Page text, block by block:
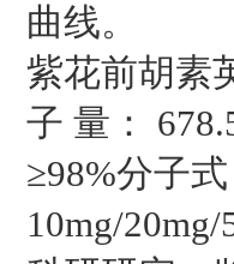
曲线。
紫花前胡素
子 量：
≥98%分子
10mg/